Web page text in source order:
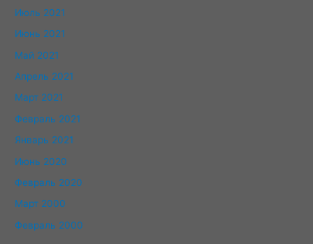
Июль 2021
Июнь 2021
Май 2021
Апрель 2021
Март 2021
Февраль 2021
Январь 2021
Июнь 2020
Февраль 2020
Март 2000
Февраль 2000